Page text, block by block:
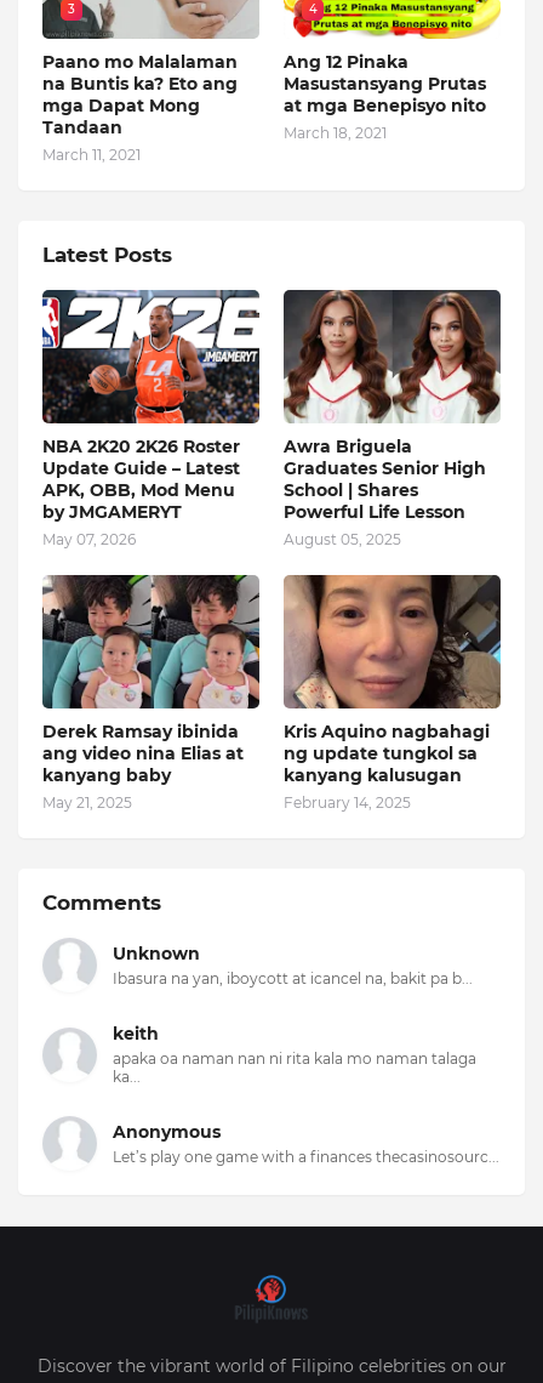
3
Paano mo Malalaman
na Buntis ka? Eto ang
mga Dapat Mong
Tandaan
March 11, 2021
4
Ang 12 Pinaka
Masustansyang Prutas
at mga Benepisyo nito
March 18, 2021
Latest Posts
NBA 2K20 2K26 Roster
Update Guide – Latest
APK, OBB, Mod Menu
by JMGAMERYT
May 07, 2026
Awra Briguela
Graduates Senior High
School | Shares
Powerful Life Lesson
August 05, 2025
Derek Ramsay ibinida
ang video nina Elias at
kanyang baby
May 21, 2025
Kris Aquino nagbahagi
ng update tungkol sa
kanyang kalusugan
February 14, 2025
Comments
Unknown
Ibasura na yan, iboycott at icancel na, bakit pa b...
keith
apaka oa naman nan ni rita kala mo naman talaga
ka...
Anonymous
Let’s play one game with a finances thecasinosourc...
Discover the vibrant world of Filipino celebrities on our